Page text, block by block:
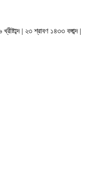
| ২৩ শ্রাবণ ১৪৩৩ বঙ্গাব্দ |